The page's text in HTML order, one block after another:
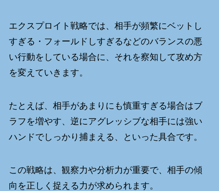
エクスプロイト戦略では、相手が頻繁にベットし
すぎる・フォールドしすぎるなどのバランスの悪
い行動をしている場合に、それを察知して攻め方
を変えていきます。
たとえば、相手があまりにも慎重すぎる場合はブ
ラフを増やす、逆にアグレッシブな相手には強い
ハンドでしっかり捕まえる、といった具合です。
この戦略は、観察力や分析力が重要で、相手の傾
向を正しく捉える力が求められます。